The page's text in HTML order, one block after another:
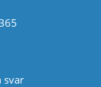
svar